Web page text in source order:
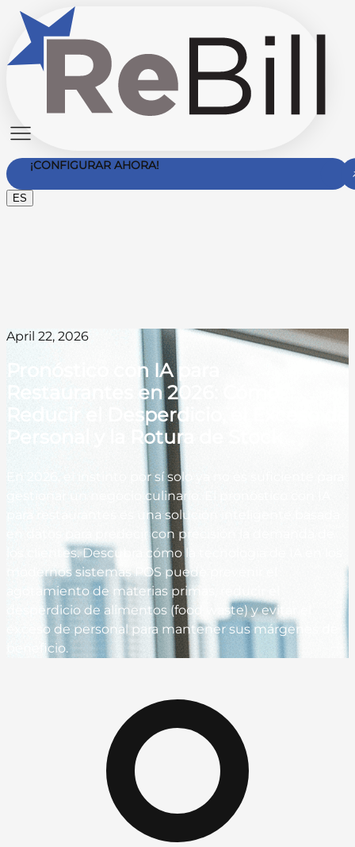
¡CONFIGURAR AHORA!
ES
April 22, 2026
Pronóstico con IA para
Restaurantes en 2026: Cómo
Reducir el Desperdicio, el Exceso de
Personal y la Rotura de Stock
En 2026, el instinto por sí solo ya no es suficiente para
gestionar un negocio culinario. El pronóstico con IA
para restaurantes es una solución inteligente basada
en datos para predecir con precisión la demanda de
los clientes. Descubra cómo la tecnología de IA en los
modernos sistemas POS puede prevenir el
agotamiento de materias primas, reducir el
desperdicio de alimentos (food waste) y evitar el
exceso de personal para mantener sus márgenes de
beneficio.